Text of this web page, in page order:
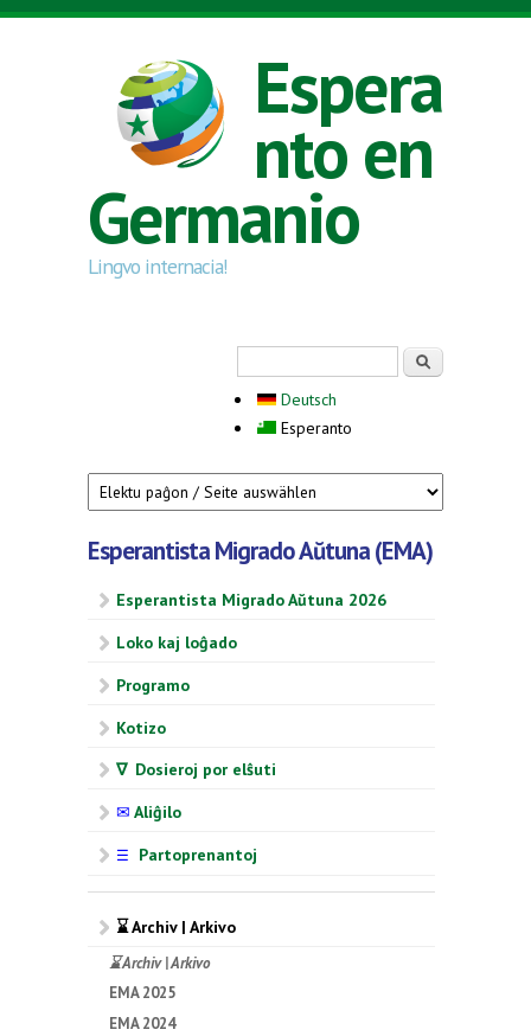
Skip to main content
Espera
nto en
Germanio
Lingvo internacia!
Deutsch
Esperanto
Esperantista Migrado Aŭtuna (EMA)
Esperantista Migrado Aŭtuna 2026
Loko kaj loĝado
Programo
Kotizo
∇ Dosieroj por elŝuti
✉ Aliĝilo
☰ Partoprenantoj
⌛ Archiv | Arkivo
⌛ Archiv | Arkivo
EMA 2025
EMA 2024